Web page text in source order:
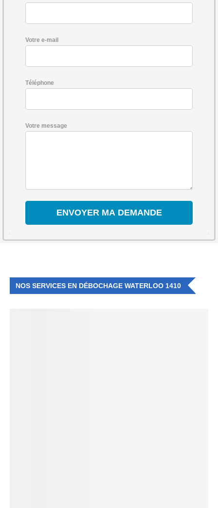
Votre e-mail
Téléphone
Votre message
NOS SERVICES EN DÉBOCHAGE WATERLOO 1410